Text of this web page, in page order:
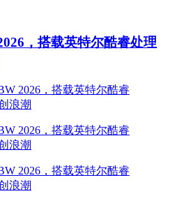
，搭载英特尔酷睿处理